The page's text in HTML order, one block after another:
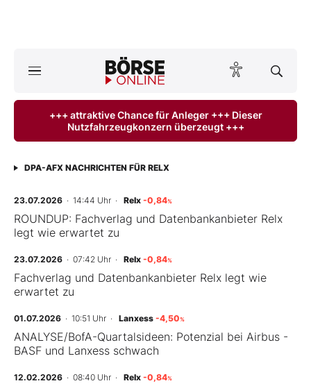
ktuelle Ausgabe BÖRSE ONLINE lesen
Anlageprodukte
Finanz-Check
Abo & Shop
BO-Musterdepots
Mein B:O
+++ attraktive Chance für Anleger +++ Dieser
Nutzfahrzeugkonzern überzeugt +++
DPA-AFX NACHRICHTEN FÜR RELX
23.07.2026 · 14:44 Uhr · Relx -0,84%
ROUNDUP: Fachverlag und Datenbankanbieter Relx
legt wie erwartet zu
23.07.2026 · 07:42 Uhr · Relx -0,84%
Fachverlag und Datenbankanbieter Relx legt wie
erwartet zu
01.07.2026 · 10:51 Uhr · Lanxess -4,50%
ANALYSE/BofA-Quartalsideen: Potenzial bei Airbus -
BASF und Lanxess schwach
12.02.2026 · 08:40 Uhr · Relx -0,84%